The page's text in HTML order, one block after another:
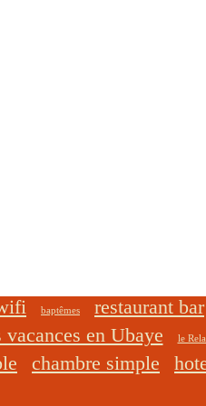
baptêmes
restaurant bar
vacances en Ubaye le
chambre simple